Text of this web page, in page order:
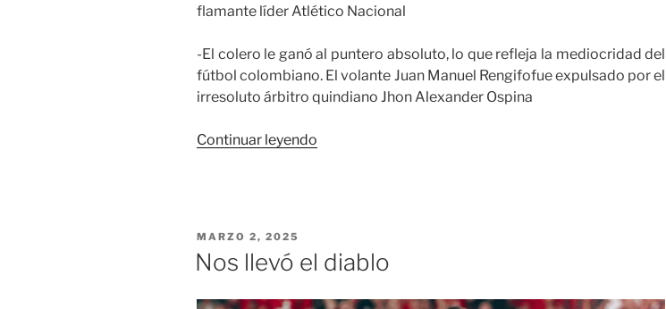
flamante líder Atlético Nacional
-El colero le ganó al puntero absoluto, lo que refleja la mediocridad del
fútbol colombiano. El volante Juan Manuel Rengifofue expulsado por el
irresoluto árbitro quindiano Jhon Alexander Ospina
Continuar leyendo
ganar»
PUBLICADO
EL
MARZO 2, 2025
Nos llevó el diablo